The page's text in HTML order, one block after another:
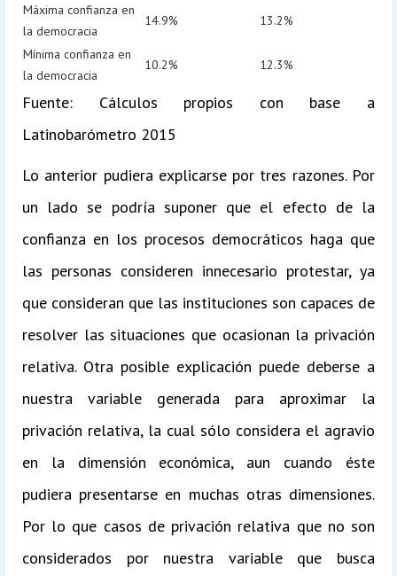
Máxima confianza en
la democracia
14.9% 13.2%
Mínima confianza en
la democracia
10.2% 12.3%
Fuente: Cálculos propios con base a
Latinobarómetro 2015
Lo anterior pudiera explicarse por tres razones. Por
un lado se podría suponer que el efecto de la
confianza en los procesos democráticos haga que
las personas consideren innecesario protestar, ya
que consideran que las instituciones son capaces de
resolver las situaciones que ocasionan la privación
relativa. Otra posible explicación puede deberse a
nuestra variable generada para aproximar la
privación relativa, la cual sólo considera el agravio
en la dimensión económica, aun cuando éste
pudiera presentarse en muchas otras dimensiones.
Por lo que casos de privación relativa que no son
considerados por nuestra variable que busca